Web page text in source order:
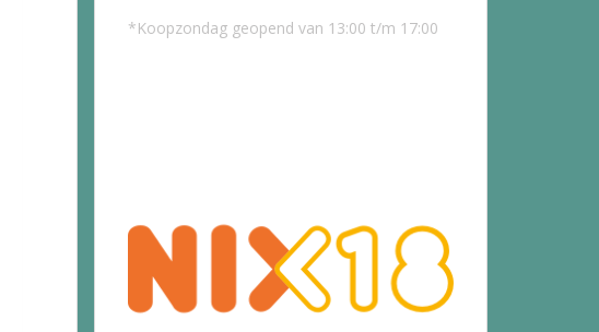
*Koopzondag geopend van 13:00 t/m 17:00